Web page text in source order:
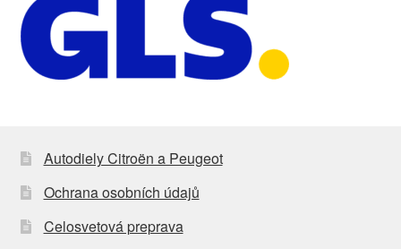
Autodiely Citroën a Peugeot
Ochrana osobních údajů
Celosvetová preprava